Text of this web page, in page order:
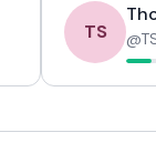
TS @